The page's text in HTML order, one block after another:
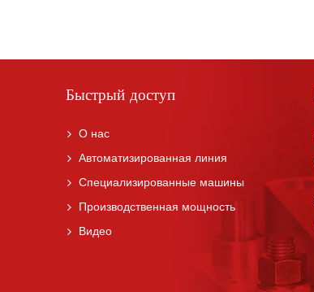
Быстрый доступ
О нас
Автоматизированная линия
Специализированные машины
Производственная мощность
Видео